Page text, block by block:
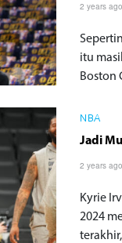
2 years ago
itu
Boston
NBA
Jadi
2 years ago
Kyrie
2024